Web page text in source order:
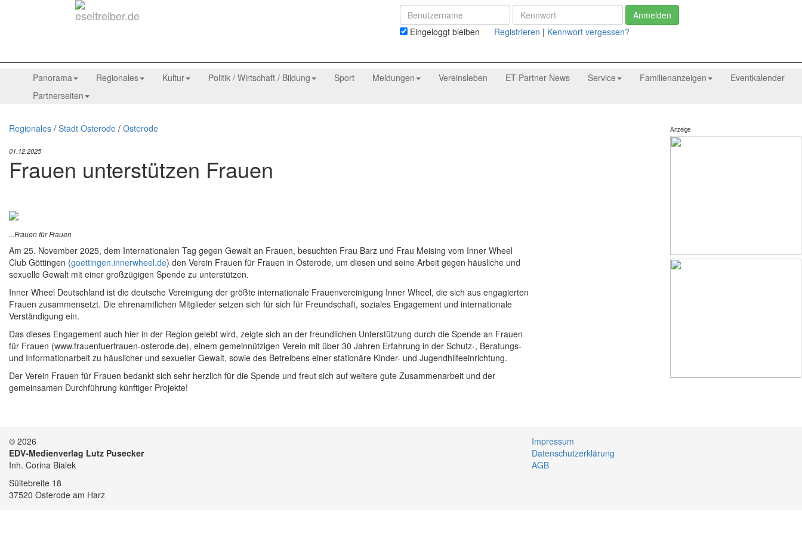
Anmelden
Eingeloggt bleiben Registrieren | Kennwort vergessen?
Panorama Regionales Kultur Politik / Wirtschaft / Bildung Sport Meldungen Vereinsleben ET-Partner News Service Familienanzeigen
Eventkalender
Partnerseiten
Regionales / Stadt Osterode / Osterode
01.12.2025
Frauen unterstützen Frauen
...Frauen für Frauen
Am 25. November 2025, dem Internationalen Tag gegen Gewalt an Frauen, besuchten Frau Barz und Frau Meising vom Inner Wheel
Club Göttingen (goettingen.innerwheel.de) den Verein Frauen für Frauen in Osterode, um diesen und seine Arbeit gegen häusliche und
sexuelle Gewalt mit einer großzügigen Spende zu unterstützen.
Inner Wheel Deutschland ist die deutsche Vereinigung der größte internationale Frauenvereinigung Inner Wheel, die sich aus engagierten
Frauen zusammensetzt. Die ehrenamtlichen Mitglieder setzen sich für sich für Freundschaft, soziales Engagement und internationale
Verständigung ein.
Das dieses Engagement auch hier in der Region gelebt wird, zeigte sich an der freundlichen Unterstützung durch die Spende an Frauen
für Frauen (www.frauenfuerfrauen-osterode.de), einem gemeinnützigen Verein mit über 30 Jahren Erfahrung in der Schutz-, Beratungs-
und Informationarbeit zu häuslicher und sexueller Gewalt, sowie des Betreibens einer stationäre Kinder- und Jugendhilfeeinrichtung.
Der Verein Frauen für Frauen bedankt sich sehr herzlich für die Spende und freut sich auf weitere gute Zusammenarbeit und der
gemeinsamen Durchführung künftiger Projekte!
Anzeige
© 2026
EDV-Medienverlag Lutz Pusecker
Inh. Corina Bialek
Sültebreite 18
37520 Osterode am Harz
Impressum
Datenschutzerklärung
AGB